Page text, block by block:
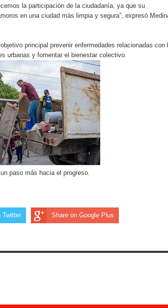
la participación de la ciudadanía, ya que su
en una ciudad más limpia y segura”, expresó
principal prevenir enfermedades relacionadas con
urbanas y fomentar el bienestar colectivo.
paso más hacia el progreso.
Twitter Share on Google Plus